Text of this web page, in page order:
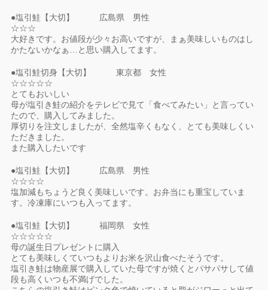
●塩引鮭【大切】 広島県 男性
☆☆☆
大好きです。お値段が少々お高いですが、まぁ美味しいものはし
かたないかなぁ…と思い購入してます。
●塩引鮭切身【大切】 東京都 女性
☆☆☆☆☆
とてもおいしい
母が塩引き鮭の紹介をテレビで見て「食べてみたい」と言ってい
たので、購入してみました。
厚切りを注文しましたが、全然塩辛くもなく、とても美味しくい
ただきました。
また購入したいです
●塩引鮭【大切】 広島県 男性
☆☆☆☆
塩加減もちょうど良く美味しいです。お弁当にも重宝していま
す。冷凍庫にいつも入ってます。
●塩引鮭【大切】 福岡県 女性
☆☆☆☆☆
母の誕生日プレゼントに購入
とても美味しくていつもよりお米を沢山食べたそうです。
塩引き鮭は物産展で購入していた母ですが焼くとパサパサして値
段も高くいつも不満げでした。